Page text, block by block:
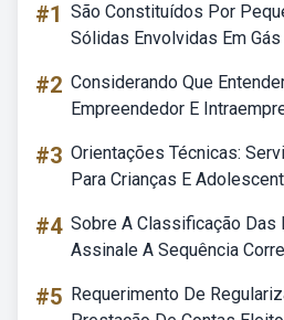
#1 São Constituídos Por
Sólidas Envolvidas Em
#2 Considerando Que
Empreendedor E
#3 Orientações Técnicas:
Para Crianças E
#4 Sobre A Classificação
Assinale A Sequência
#5 Requerimento De